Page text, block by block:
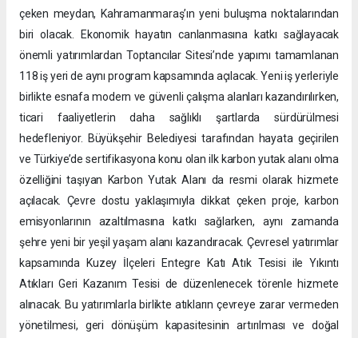
çeken meydan, Kahramanmaraş’ın yeni buluşma noktalarından
biri olacak. Ekonomik hayatın canlanmasına katkı sağlayacak
önemli yatırımlardan Toptancılar Sitesi’nde yapımı tamamlanan
118 iş yeri de aynı program kapsamında açılacak. Yeni iş yerleriyle
birlikte esnafa modern ve güvenli çalışma alanları kazandırılırken,
ticari faaliyetlerin daha sağlıklı şartlarda sürdürülmesi
hedefleniyor. Büyükşehir Belediyesi tarafından hayata geçirilen
ve Türkiye’de sertifikasyona konu olan ilk karbon yutak alanı olma
özelliğini taşıyan Karbon Yutak Alanı da resmi olarak hizmete
açılacak. Çevre dostu yaklaşımıyla dikkat çeken proje, karbon
emisyonlarının azaltılmasına katkı sağlarken, aynı zamanda
şehre yeni bir yeşil yaşam alanı kazandıracak. Çevresel yatırımlar
kapsamında Kuzey İlçeleri Entegre Katı Atık Tesisi ile Yıkıntı
Atıkları Geri Kazanım Tesisi de düzenlenecek törenle hizmete
alınacak. Bu yatırımlarla birlikte atıkların çevreye zarar vermeden
yönetilmesi, geri dönüşüm kapasitesinin artırılması ve doğal